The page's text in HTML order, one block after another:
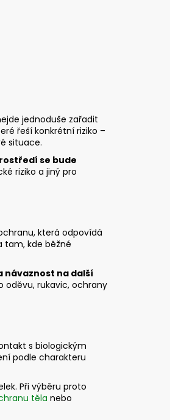
jednoduše zařadit
řeší konkrétní riziko –
situace.
se bude
riziko a jiný pro
která odpovídá
tam, kde běžné
návaznost na další
oděvu, rukavic, ochrany
s biologickým
podle charakteru
Při výběru proto
těla nebo